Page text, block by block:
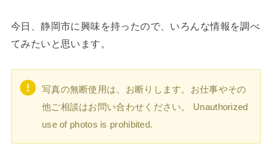
今日、静岡市に興味を持ったので、いろんな情報を調べ
てみたいと思います。
写真の無断使用は、お断りします。お仕事やその
他ご相談はお問い合わせください。 Unauthorized
use of photos is prohibited.